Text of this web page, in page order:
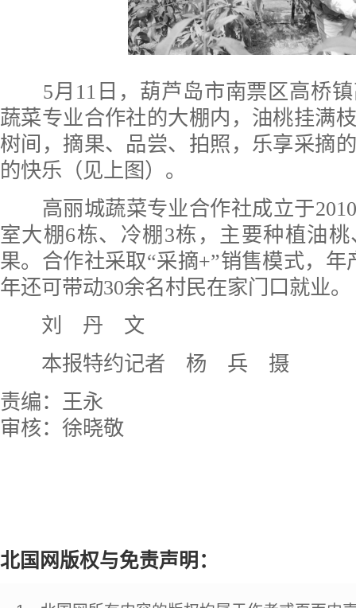
5月11日，葫芦岛市南票区高桥镇
蔬菜专业合作社的大棚内，油桃挂满
树间，摘果、品尝、拍照，乐享采摘
的快乐（见上图）。
高丽城蔬菜专业合作社成立于
室大棚6栋、冷棚3栋，主要种植油
果。合作社采取“采摘+”销售模式，年
年还可带动30余名村民在家门口就业。
刘 丹 文
本报特约记者 杨 兵 摄
责编：王永
审核：徐晓敬
北国网版权与免责声明：